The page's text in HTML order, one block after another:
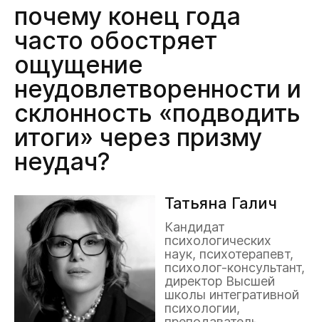
почему конец года
часто обостряет
ощущение
неудовлетворенности и
склонность «подводить
итоги» через призму
неудач?
Татьяна Галич
Кандидат
психологических
наук, психотерапевт,
психолог-консультант,
директор Высшей
школы интегративной
психологии,